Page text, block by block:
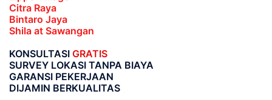
Citra Raya
Bintaro Jaya
Shila at Sawangan
KONSULTASI GRATIS
SURVEY LOKASI TANPA BIAYA
GARANSI PEKERJAAN
DIJAMIN BERKUALITAS